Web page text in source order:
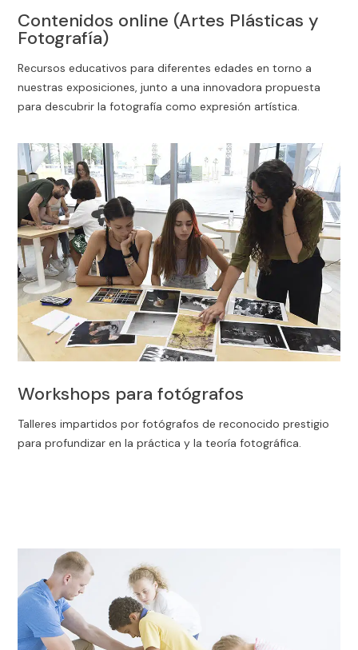
Contenidos online (Artes Plásticas y
Fotografía)
Recursos educativos para diferentes edades en torno a
nuestras exposiciones, junto a una innovadora propuesta
para descubrir la fotografía como expresión artística.
Workshops para fotógrafos
Talleres impartidos por fotógrafos de reconocido prestigio
para profundizar en la práctica y la teoría fotográfica.